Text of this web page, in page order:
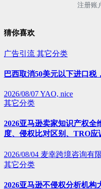
注册账
猜你喜欢
广告引流 其它分类
巴西取消50美元以下进口税
2026/08/07YAO, nice
其它分类
2026亚马逊卖家知识产权
度、侵权比对区别、TRO
2026/08/04 麦幸跨境咨询有
其它分类
2026亚马逊不侵权分析机